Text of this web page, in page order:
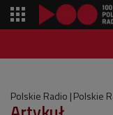
Polskie Radio Polskie